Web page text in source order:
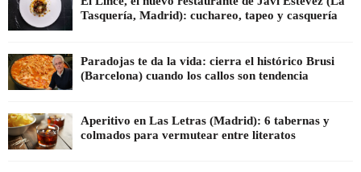
Tasquería, Madrid): cuchareo, tapeo y casquería
Paradojas te da la vida: cierra el histórico Brusi
(Barcelona) cuando los callos son tendencia
Aperitivo en Las Letras (Madrid): 6 tabernas y
colmados para vermutear entre literatos